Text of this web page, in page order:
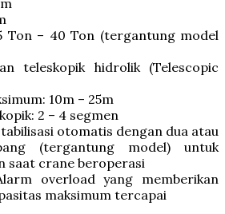
Ton – 40 Ton (tergantung model
teleskopik hidrolik (Telescopic
10m – 25m
2 – 4 segmen
otomatis dengan dua atau
(tergantung model) untuk
saat crane beroperasi
overload yang memberikan
maksimum tercapai